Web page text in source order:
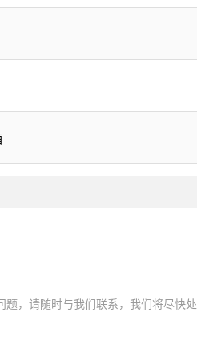
，请随时与我们联系，我们将尽快处